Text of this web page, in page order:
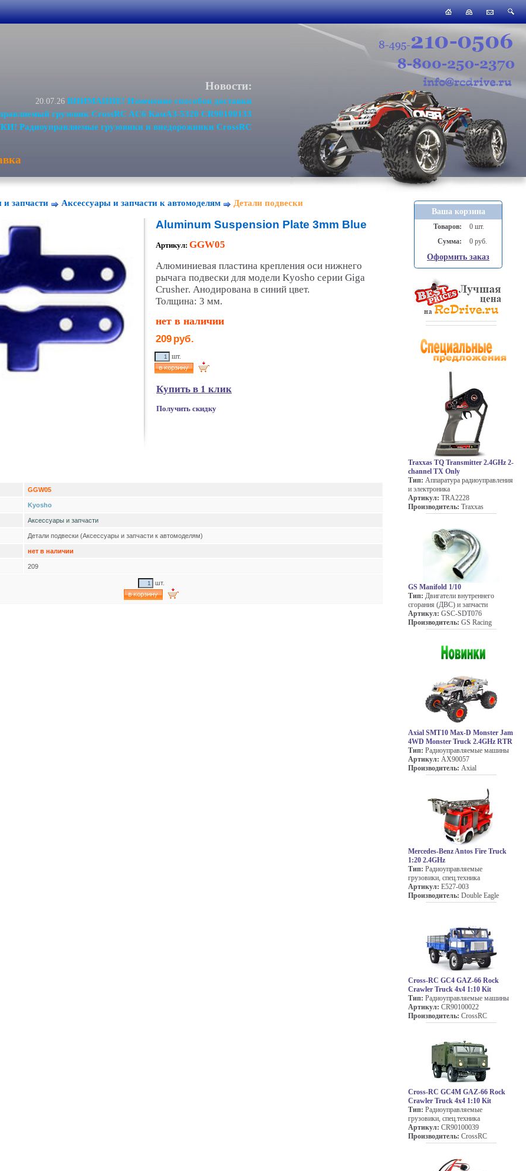
Новости:
20.07.26 ВНИМАНИЕ! Изменение способов доставки
грузовик CrossRC AC6 КамАЗ-5320 CR90100133
Радиоуправляемые грузовики и внедорожники CrossRC
и запчасти Аксессуары и запчасти к автомоделям Детали подвески
Aluminum Suspension Plate 3mm Blue
Артикул: GGW05
Алюминиевая пластина крепления оси нижнего
рычага подвески для модели Kyosho серии Giga
Crusher. Анодирована в синий цвет.
Толщина: 3 мм.
нет в наличии
209 руб.
шт.
Купить в 1 клик
Получить скидку
GGW05
Kyosho
Аксессуары и запчасти
Детали подвески (Аксессуары и запчасти к автомоделям)
нет в наличии
209
шт.
Ваша корзина
Товаров:
0 шт.
Сумма:
0 руб.
Оформить заказ
Traxxas TQ Transmitter 2.4GHz 2-
channel TX Only
Тип: Аппаратура радиоуправления
и электроника
Артикул: TRA2228
Производитель: Traxxas
GS Manifold 1/10
Тип: Двигатели внутреннего
сгорания (ДВС) и запчасти
Артикул: GSC-SDT076
Производитель: GS Racing
Axial SMT10 Max-D Monster Jam
4WD Monster Truck 2.4GHz RTR
Тип: Радиоуправляемые машины
Артикул: AX90057
Производитель: Axial
Mercedes-Benz Antos Fire Truck
1:20 2.4GHz
Тип: Радиоуправляемые
грузовики, спец.техника
Артикул: E527-003
Производитель: Double Eagle
Cross-RC GC4 GAZ-66 Rock
Crawler Truck 4x4 1:10 Kit
Тип: Радиоуправляемые машины
Артикул: CR90100022
Производитель: CrossRC
Cross-RC GC4M GAZ-66 Rock
Crawler Truck 4x4 1:10 Kit
Тип: Радиоуправляемые
грузовики, спец.техника
Артикул: CR90100039
Производитель: CrossRC